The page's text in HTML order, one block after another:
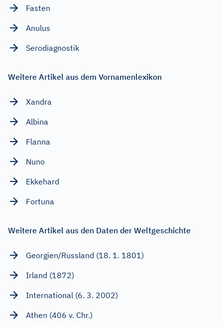
Fasten
Anulus
Serodiagnostik
Weitere Artikel aus dem Vornamenlexikon
Xandra
Albina
Flanna
Nuno
Ekkehard
Fortuna
Weitere Artikel aus den Daten der Weltgeschichte
Georgien/Russland (18. 1. 1801)
Irland (1872)
International (6. 3. 2002)
Athen (406 v. Chr.)